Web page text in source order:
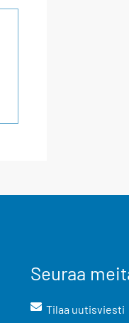
Seuraa
Tilaa uutisviesti